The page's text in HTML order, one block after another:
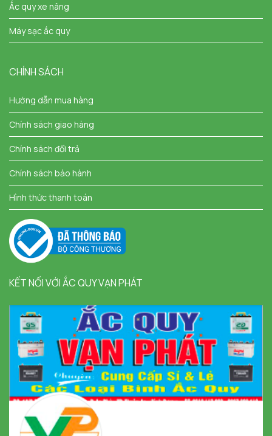
Ắc quy xe nâng
Máy sạc ắc quy
CHÍNH SÁCH
Hướng dẫn mua hàng
Chính sách giao hàng
Chính sách đổi trả
Chính sách bảo hành
Hình thức thanh toán
KẾT NỐI VỚI ẮC QUY VẠN PHÁT